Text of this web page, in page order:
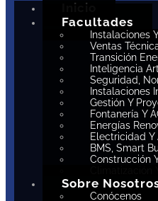
Inicio
Facultades
Instalaciones
Ventas
Transición
Inteligencia
Seguridad,
Instalaciones
Gestión Y
Fontanería Y
Energías
Electricidad
BMS, Smart
Construcción
Climatización
Sobre
Conócenos